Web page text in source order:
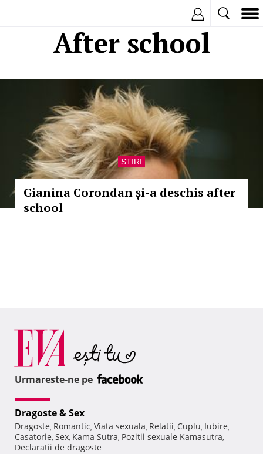
After school
STIRI
Gianina Corondan și-a deschis after
school
Urmareste-ne pe
Dragoste & Sex
Dragoste, Romantic, Viata sexuala, Relatii, Cuplu, Iubire,
Casatorie, Sex, Kama Sutra, Pozitii sexuale Kamasutra,
Declaratii de dragoste